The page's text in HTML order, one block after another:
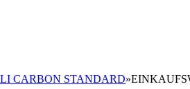
CARBON STANDARD»